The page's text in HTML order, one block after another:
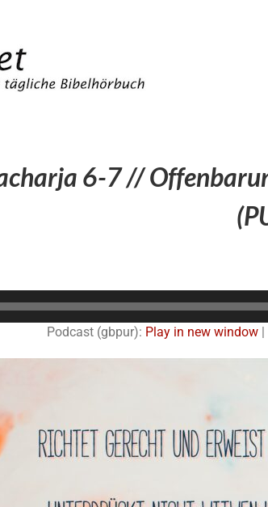
6-7 //
Podcast (gbpur): Play in new window |